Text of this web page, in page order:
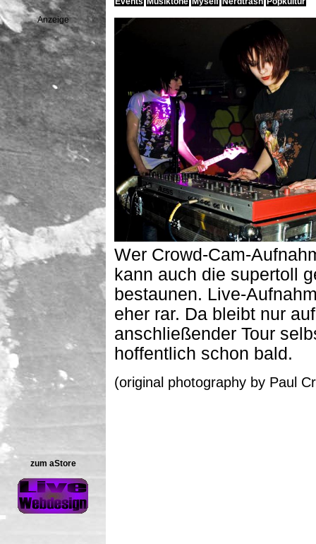
Anzeige
zum aStore
Wer Crowd-Cam-
kann auch die supertoll
bestaunen. Live-
eher rar. Da bleibt nur
anschließender Tour
hoffentlich schon bald.
(original photography by Paul